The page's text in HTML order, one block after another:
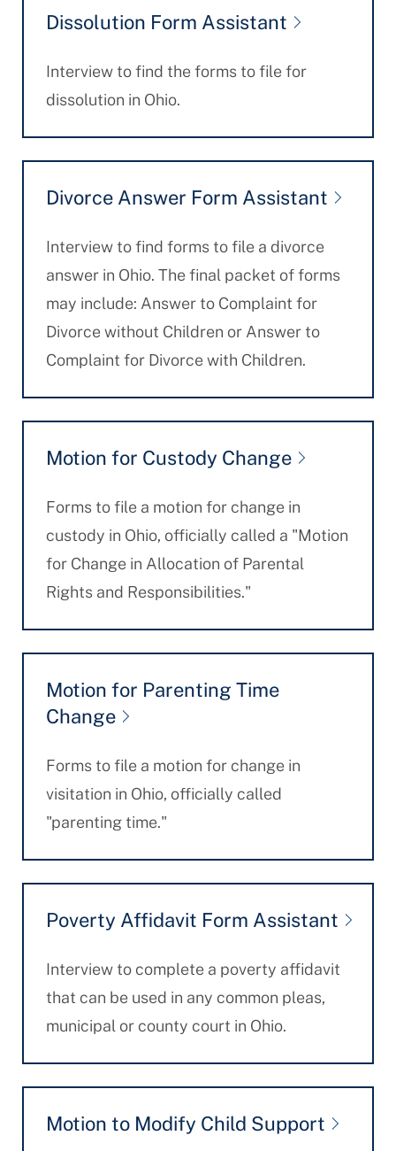
Dissolution Form Assistant
Interview to find the forms to file for
dissolution in Ohio.
Divorce Answer Form Assistant
Interview to find forms to file a divorce
answer in Ohio. The final packet of forms
may include: Answer to Complaint for
Divorce without Children or Answer to
Complaint for Divorce with Children.
Motion for Custody Change
Forms to file a motion for change in
custody in Ohio, officially called a "Motion
for Change in Allocation of Parental
Rights and Responsibilities."
Motion for Parenting Time
Change
Forms to file a motion for change in
visitation in Ohio, officially called
"parenting time."
Poverty Affidavit Form Assistant
Interview to complete a poverty affidavit
that can be used in any common pleas,
municipal or county court in Ohio.
Motion to Modify Child Support